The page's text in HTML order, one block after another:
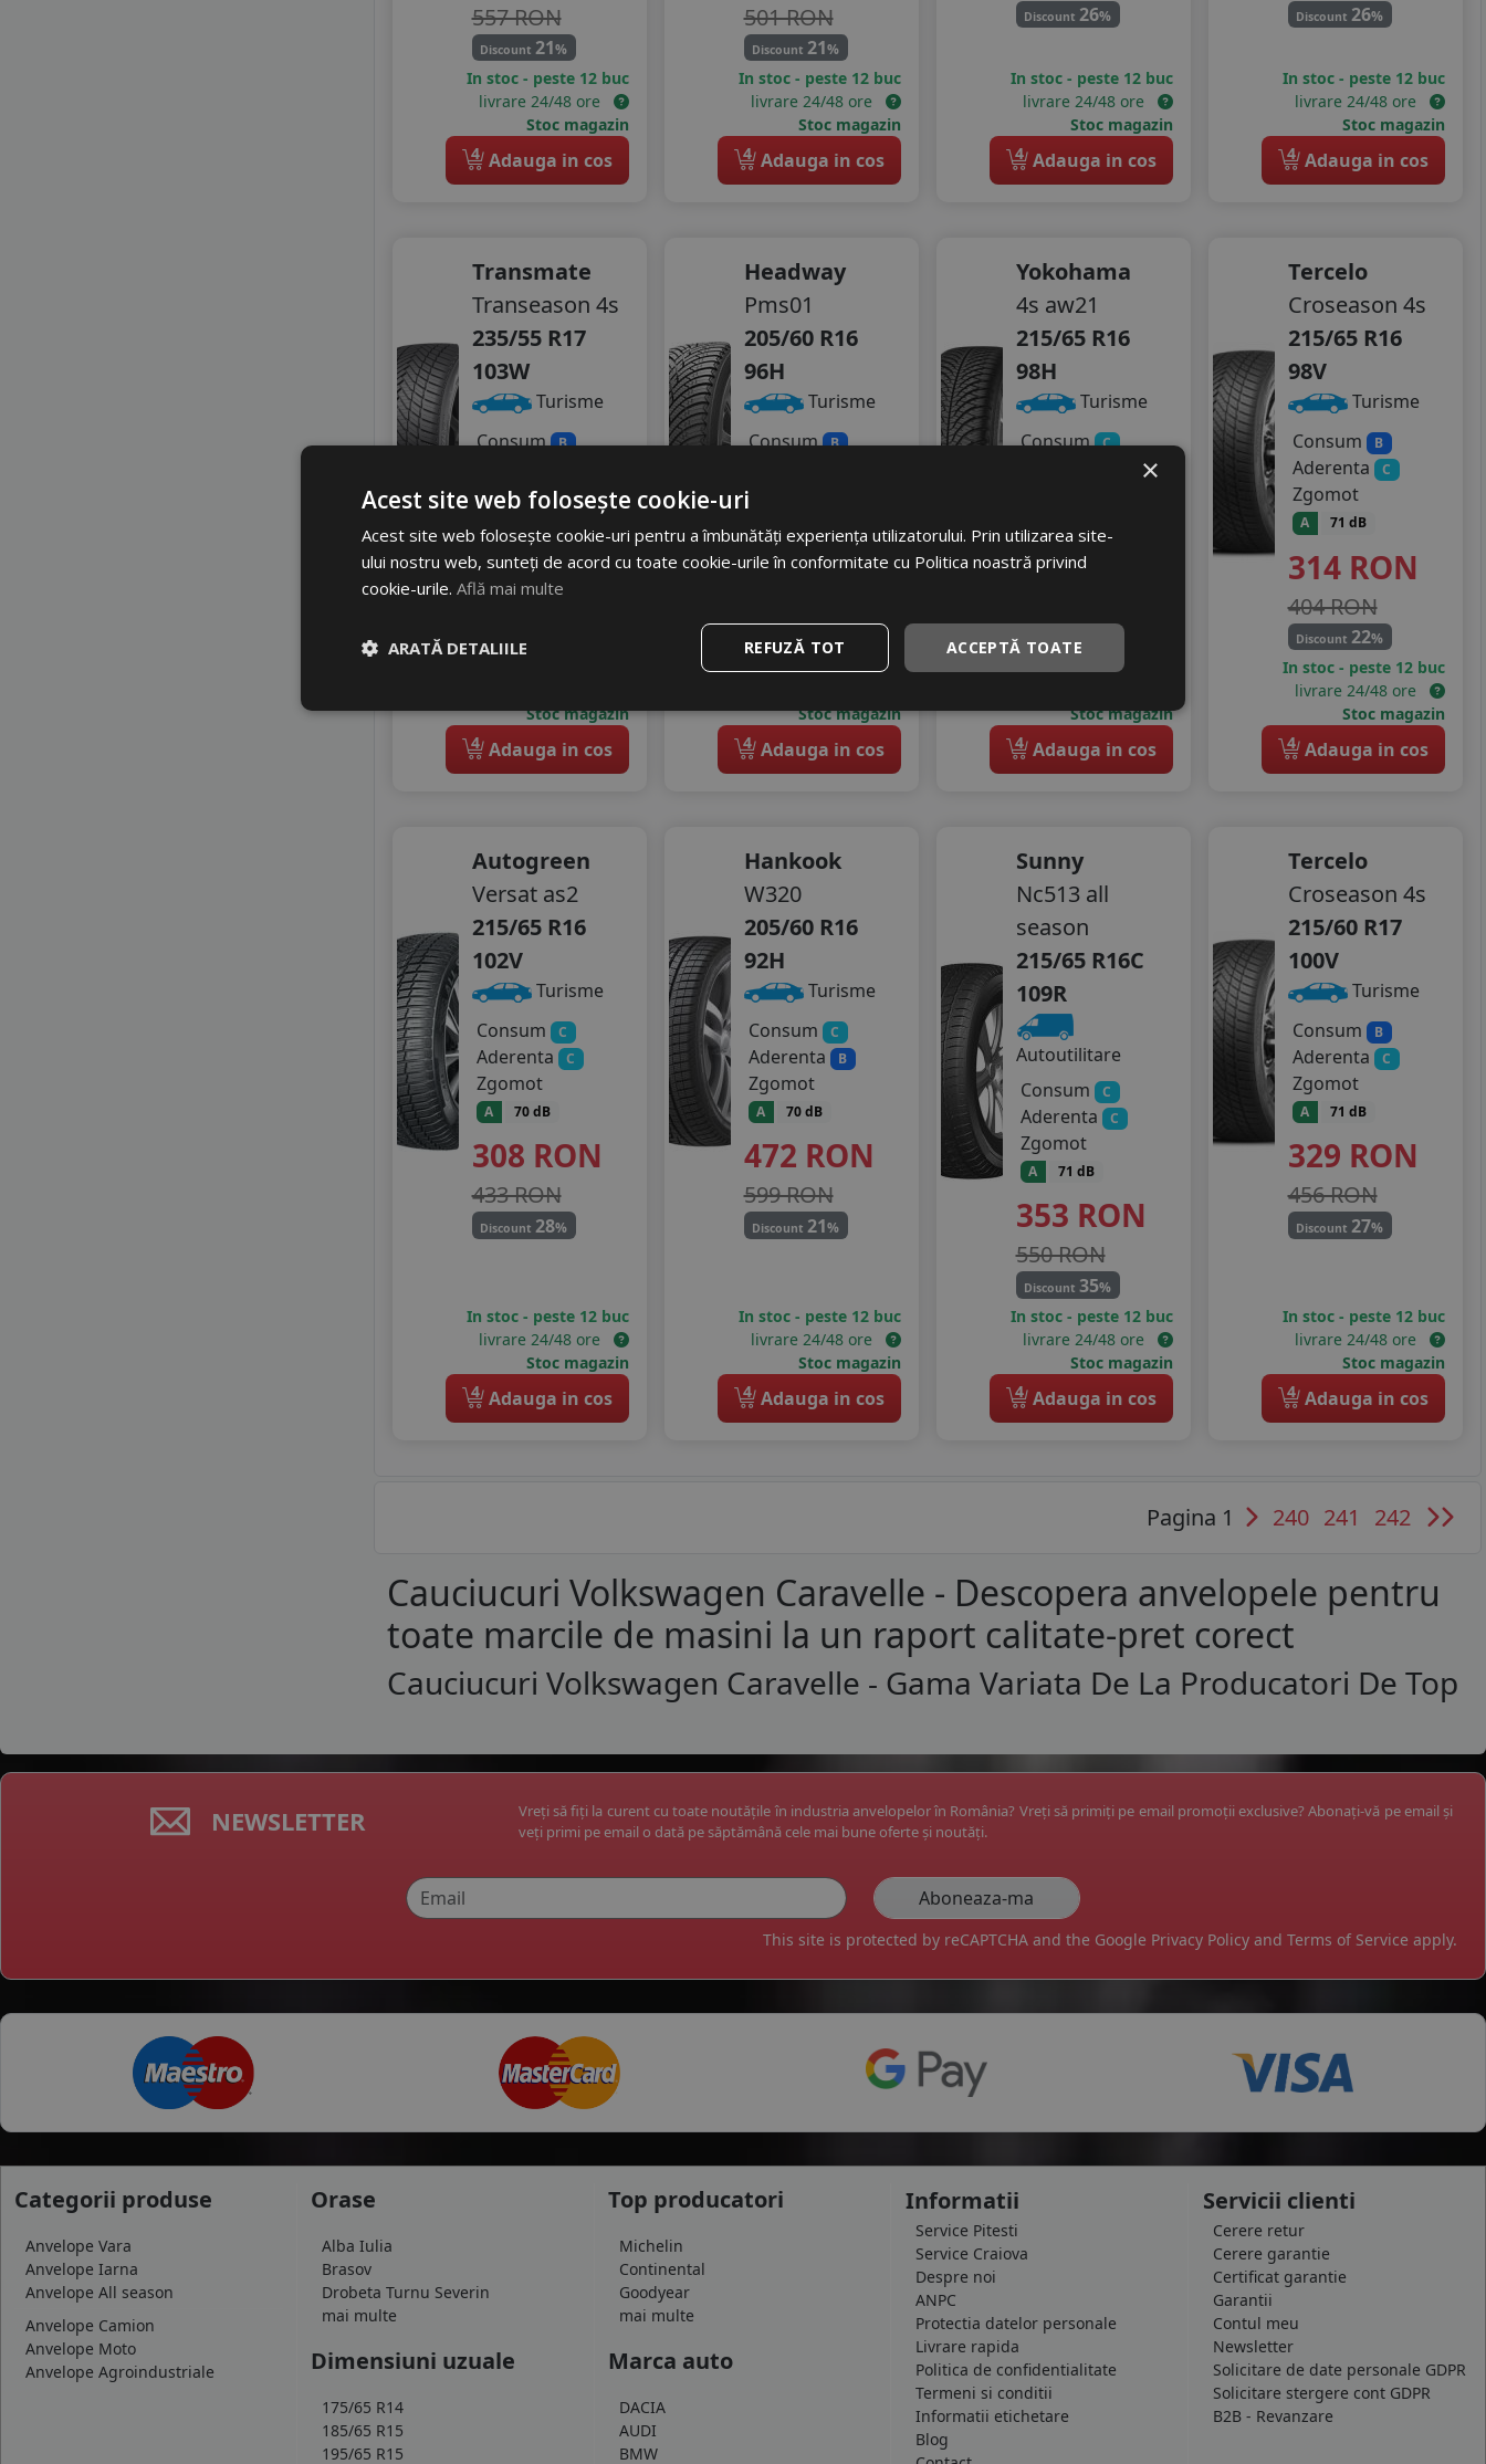
TRANSMATE
WESTLAKE
557 RON
Discount 21%
In stoc - peste 12 buc
livrare 24/48 ore
Stoc magazin
4 Adauga in cos
501 RON
Discount 21%
In stoc - peste 12 buc
livrare 24/48 ore
Stoc magazin
4 Adauga in cos
Discount 26%
In stoc - peste 12 buc
livrare 24/48 ore
Stoc magazin
4 Adauga in cos
Discount 26%
In stoc - peste 12 buc
livrare 24/48 ore
Stoc magazin
4 Adauga in cos
Transmate
Transeason 4s
235/55 R17
103W
Turisme
Consum B
Zgomot
404RON
Stoc magazin
4 Adauga in cos
Headway
Pms01
205/60 R16
96H
Turisme
Consum B
Zgomot
270RON
Discount 22%
In stoc - peste 12 buc
Stoc magazin
4 Adauga in cos
Yokohama
4s aw21
215/65 R16
98H
Turisme
Consum C
399RON
48
In stoc - peste 12 buc
Stoc magazin
4 Adauga in cos
Tercelo
Croseason 4s
215/65 R16
98V
Turisme
Consum
B
Aderenta C
Zgomot
A 71 dB
314 RON
404 RON
Discount 22%
In stoc - peste 12 buc
livrare 24/48 ore
Stoc magazin
4 Adauga in cos
Autogreen
Versat as2
215/65 R16
102V
Turisme
Consum
C
Aderenta C
Zgomot
A 70 dB
308 RON
433 RON
Discount 28%
In stoc - peste 12 buc
livrare 24/48 ore
Stoc magazin
4 Adauga in cos
Hankook
W320
205/60 R16
92H
Turisme
Consum
C
Aderenta B
Zgomot
A 70 dB
472 RON
599 RON
Discount 21%
In stoc - peste 12 buc
livrare 24/48 ore
Stoc magazin
4 Adauga in cos
Sunny
Nc513 all
season
215/65 R16C
109R
Autoutilitare
Consum
C
Aderenta C
Zgomot
A 71 dB
353 RON
550 RON
Discount35%
In stoc - peste 12 buc
livrare 24/48 ore
Stoc magazin
4 Adauga in cos
Tercelo
Croseason 4s
215/60 R17
100V
Turisme
Consum
B
Aderenta C
Zgomot
A 71 dB
329 RON
456 RON
Discount 27%
In stoc - peste 12 buc
livrare 24/48 ore
Stoc magazin
4 Adauga in cos
Pagina 1 240 241 242
Cauciucuri Volkswagen Caravelle - Descopera anvelopele pentru
toate marcile de masini la un raport calitate-pret corect
Cauciucuri Volkswagen Caravelle - Gama Variata De La Producatori De Top
NEWSLETTER
Vreți să fiți la curent cu toate noutățile în industria anvelopelor în România? Vreți să primiți pe email promoții exclusive? Abonați-vă pe email și
veți primi pe email o dată pe săptămână cele mai bune oferte și noutăți.
This site is protected by reCAPTCHA and the Google Privacy Policy and Terms of Service apply.
Categorii produse
Anvelope Vara
Anvelope Iarna
Anvelope All season
Anvelope Camion
Anvelope Moto
Anvelope Agroindustriale
Orase
Alba Iulia
Brasov
Drobeta Turnu Severin
mai multe
Dimensiuni uzuale
175/65 R14
185/65 R15
195/65 R15
Top producatori
Michelin
Continental
Goodyear
mai multe
Marca auto
DACIA
AUDI
BMW
Informatii
Service Pitesti
Service Craiova
Despre noi
ANPC
Protectia datelor personale
Livrare rapida
Politica de confidentialitate
Termeni si conditii
Informatii etichetare
Blog
Servicii clienti
Cerere retur
Cerere garantie
Certificat garantie
Garantii
Contul meu
Newsletter
Solicitare de date personale GDPR
Solicitare stergere cont GDPR
B2B - Revanzare
×
Acest site web folosește cookie-uri
Acest site web folosește cookie-uri pentru a îmbunătăți experiența utilizatorului. Prin utilizarea site-
ului nostru web, sunteți de acord cu toate cookie-urile în conformitate cu Politica noastră privind
cookie-urile. Află mai multe
ACCEPTĂ TOATE
REFUZĂ TOT
ARATĂ DETALIILE